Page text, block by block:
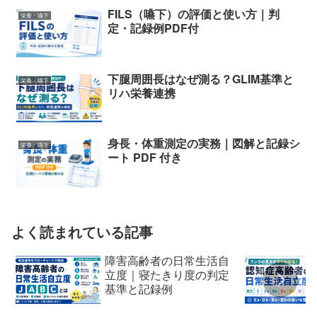
栄養・嚥下
FILS（嚥下）の評価と使い方｜判
定・記録例PDF付
栄養・嚥下
下腿周囲長はなぜ測る？GLIM基準と
リハ栄養連携
栄養・嚥下
身長・体重測定の実務｜図解と記録シ
ート PDF 付き
よく読まれている記事
障害高齢者の日常生活自
立度｜寝たきり度の判定
基準と記録例